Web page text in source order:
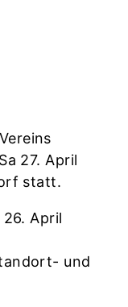
27. April
statt.
April
und